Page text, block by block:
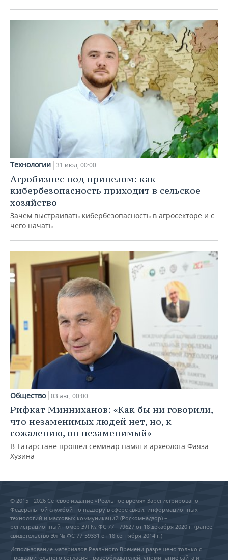
Технологии 31 июл, 00:00
Агробизнес под прицелом: как
кибербезопасность приходит в сельское
хозяйство
Зачем выстраивать кибербезопасность в агросекторе и с
чего начать
Общество 03 авг, 00:00
Рифкат Минниханов: «Как бы ни говорили,
что незаменимых людей нет, но, к
сожалению, он незаменимый»
В Татарстане прошел семинар памяти археолога Фаяза
Хузина
© 2015 - 2026 Сетевое издание «Реальное время» Зарегистрировано
Федеральной службой по надзору в сфере связи, информационных
технологий и массовых коммуникаций (Роскомнадзор) –
регистрационный номер ЭЛ № ФС 77 - 79627 от 18 декабря 2020 г. (ранее
свидетельство Эл № ФС 77-59331 от 18 сентября 2014 г.)
Использование материалов Реального Времени разрешено только с
предварительного согласия правообладателей, упоминание сайта и